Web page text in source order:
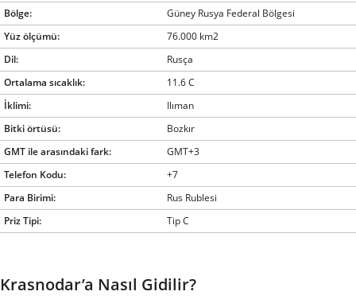
Bölge:
Güney Rusya Federal Bölgesi
Yüz ölçümü:
76.000 km2
Dil:
Rusça
Ortalama sıcaklık:
11.6 C
İklimi:
Ilıman
Bitki örtüsü:
Bozkır
GMT ile arasındaki fark:
GMT+3
Telefon Kodu:
+7
Para Birimi:
Rus Rublesi
Priz Tipi:
Tip C
Krasnodar’a Nasıl Gidilir?